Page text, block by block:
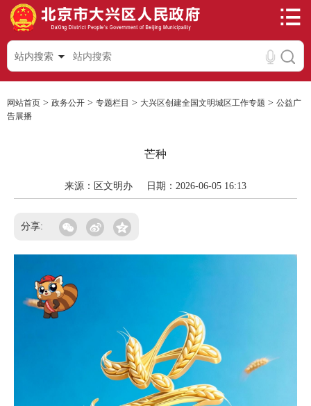
站内搜索
网站首页 > 政务公开 > 专题栏目 > 大兴区创建全国文明城区工作专题 > 公益广
告展播
芒种
来源：区文明办 日期：2026-06-05 16:13
分享: